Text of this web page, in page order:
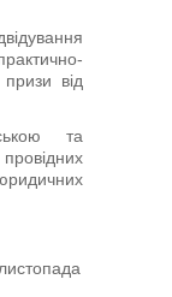
від
та
провідних